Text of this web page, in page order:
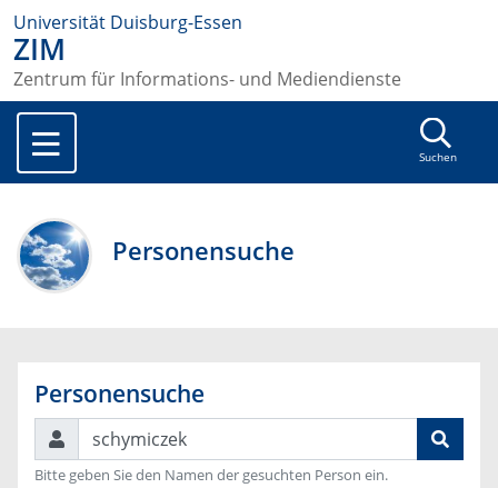
Universität Duisburg-Essen
ZIM
Zentrum für Informations- und Mediendienste
Suchen
Personensuche
Personensuche
Suchen
Bitte geben Sie den Namen der gesuchten Person ein.